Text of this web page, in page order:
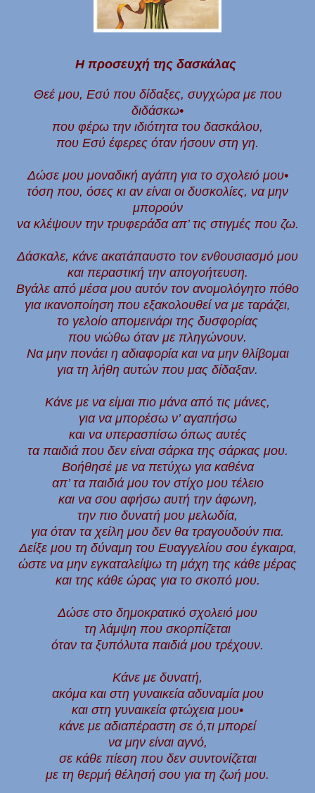
Η προσευχή της δασκάλας
Θεέ μου, Εσύ που δίδαξες, συγχώρα με που
διδάσκω•
που φέρω την ιδιότητα του δασκάλου,
που Εσύ έφερες όταν ήσουν στη γη.
Δώσε μου μοναδική αγάπη για το σχολειό μου•
τόση που, όσες κι αν είναι οι δυσκολίες, να μην
μπορούν
να κλέψουν την τρυφεράδα απ’ τις στιγμές που ζω.
Δάσκαλε, κάνε ακατάπαυστο τον ενθουσιασμό μου
και περαστική την απογοήτευση.
Βγάλε από μέσα μου αυτόν τον ανομολόγητο πόθο
για ικανοποίηση που εξακολουθεί να με ταράζει,
το γελοίο απομεινάρι της δυσφορίας
που νιώθω όταν με πληγώνουν.
Να μην πονάει η αδιαφορία και να μην θλίβομαι
για τη λήθη αυτών που μας δίδαξαν.
Κάνε με να είμαι πιο μάνα από τις μάνες,
για να μπορέσω ν’ αγαπήσω
και να υπερασπίσω όπως αυτές
τα παιδιά που δεν είναι σάρκα της σάρκας μου.
Βοήθησέ με να πετύχω για καθένα
απ’ τα παιδιά μου τον στίχο μου τέλειο
και να σου αφήσω αυτή την άφωνη,
την πιο δυνατή μου μελωδία,
για όταν τα χείλη μου δεν θα τραγουδούν πια.
Δείξε μου τη δύναμη του Ευαγγελίου σου έγκαιρα,
ώστε να μην εγκαταλείψω τη μάχη της κάθε μέρας
και της κάθε ώρας για το σκοπό μου.
Δώσε στο δημοκρατικό σχολειό μου
τη λάμψη που σκορπίζεται
όταν τα ξυπόλυτα παιδιά μου τρέχουν.
Κάνε με δυνατή,
ακόμα και στη γυναικεία αδυναμία μου
και στη γυναικεία φτώχεια μου•
κάνε με αδιαπέραστη σε ό,τι μπορεί
να μην είναι αγνό,
σε κάθε πίεση που δεν συντονίζεται
με τη θερμή θέλησή σου για τη ζωή μου.